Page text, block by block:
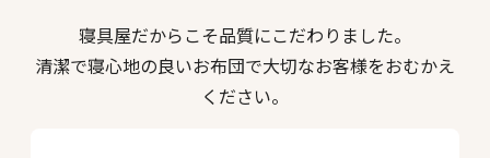
寝具屋だからこそ品質にこだわりました。
清潔で寝心地の良いお布団で大切なお客様をおむかえ
ください。